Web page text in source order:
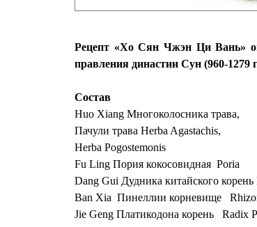
Рецепт «Хо Сян Чжэн Ци Вань»
правления династии Сун (960-1279
Состав
Huo Xiang Многоколосника трава,
Пачули трава Herba Agastachis,
Herba Pogostemonis
Fu Ling Пория кокосовидная Poria
Dang Gui Дудника китайского корень
Ban Xia Пинеллии корневище
Jie Geng Платикодона корень Radix